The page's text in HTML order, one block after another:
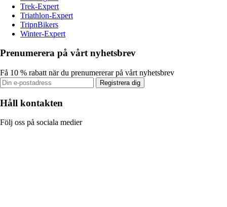
Trek-Expert
Triathlon-Expert
TripnBikers
Winter-Expert
Prenumerera på vårt nyhetsbrev
Få 10 % rabatt när du prenumererar på vårt nyhetsbrev
Registrera dig
Håll kontakten
Följ oss på sociala medier